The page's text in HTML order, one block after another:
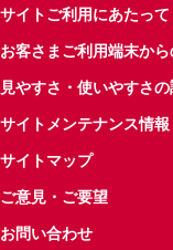
サイトご利用にあたって
お客さまご利用端末か
見やすさ・使いやすさ
サイトメンテナンス情報
サイトマップ
ご意見・ご要望
お問い合わせ